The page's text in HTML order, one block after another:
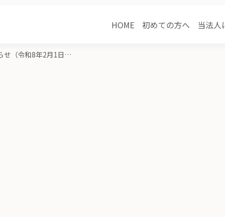
HOME 初めての方へ 当法人
管理医師変更のお知らせ（令和8年2月1日付）